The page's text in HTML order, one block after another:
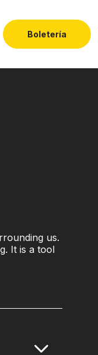
Boletería
us.
It is a tool